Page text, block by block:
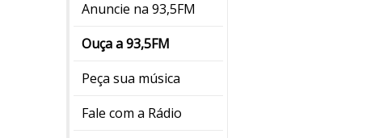
Anuncie na 93,5FM
Ouça a 93,5FM
Peça sua música
Fale com a Rádio